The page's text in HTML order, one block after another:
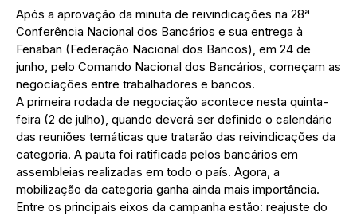
Após a aprovação da minuta de reivindicações na 28ª
Conferência Nacional dos Bancários e sua entrega à
Fenaban (Federação Nacional dos Bancos), em 24 de
junho, pelo Comando Nacional dos Bancários, começam as
negociações entre trabalhadores e bancos.
A primeira rodada de negociação acontece nesta quinta-
feira (2 de julho), quando deverá ser definido o calendário
das reuniões temáticas que tratarão das reivindicações da
categoria. A pauta foi ratificada pelos bancários em
assembleias realizadas em todo o país. Agora, a
mobilização da categoria ganha ainda mais importância.
Entre os principais eixos da campanha estão: reajuste do